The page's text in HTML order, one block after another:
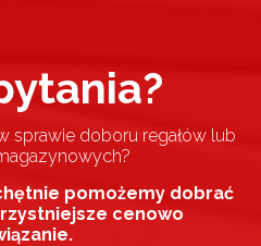
sprawie doboru regałów lub
pomożemy dobrać
cenowo